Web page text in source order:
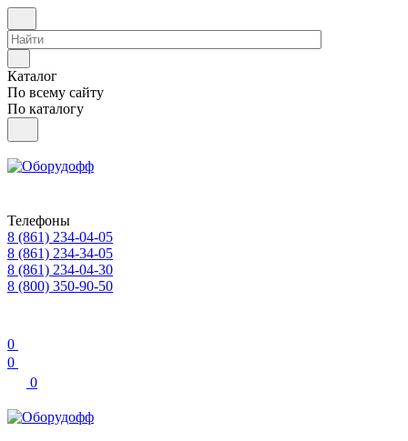
Каталог
По всему сайту
По каталогу
Телефоны
8 (861) 234-04-05
8 (861) 234-34-05
8 (861) 234-04-30
8 (800) 350-90-50
0
0
0